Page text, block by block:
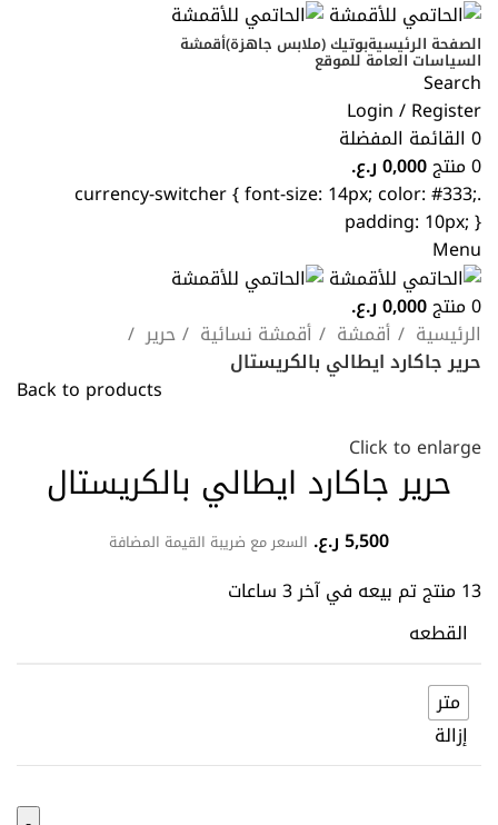
الصفحة الرئيسيةبوتيك (ملابس جاهزة)أقمشة
السياسات العامة للموقع
Search
Login / Register
0 القائمة المفضلة
0منتج0,000ر.ع.
.currency-switcher { font-size: 14px; color: #333;
padding: 10px; }
Menu
0منتج0,000ر.ع.
الرئيسية
أقمشة أقمشة نسائية
حرير
حرير جاكارد ايطالي بالكريستال
Back to products
Click to enlarge
حرير جاكارد ايطالي بالكريستال
5,500ر.ع. السعر مع ضريبة القيمة المضافة
13منتج تم بيعه في آخر 3 ساعات
القطعه
متر
إزالة